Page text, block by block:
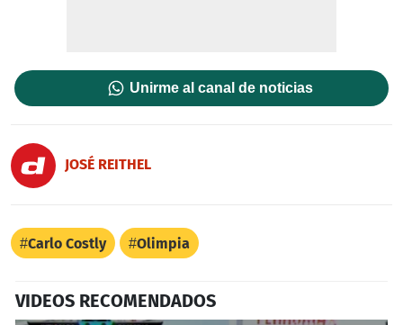
Unirme al canal de noticias
JOSÉ REITHEL
Carlo Costly Olimpia
VIDEOS RECOMENDADOS